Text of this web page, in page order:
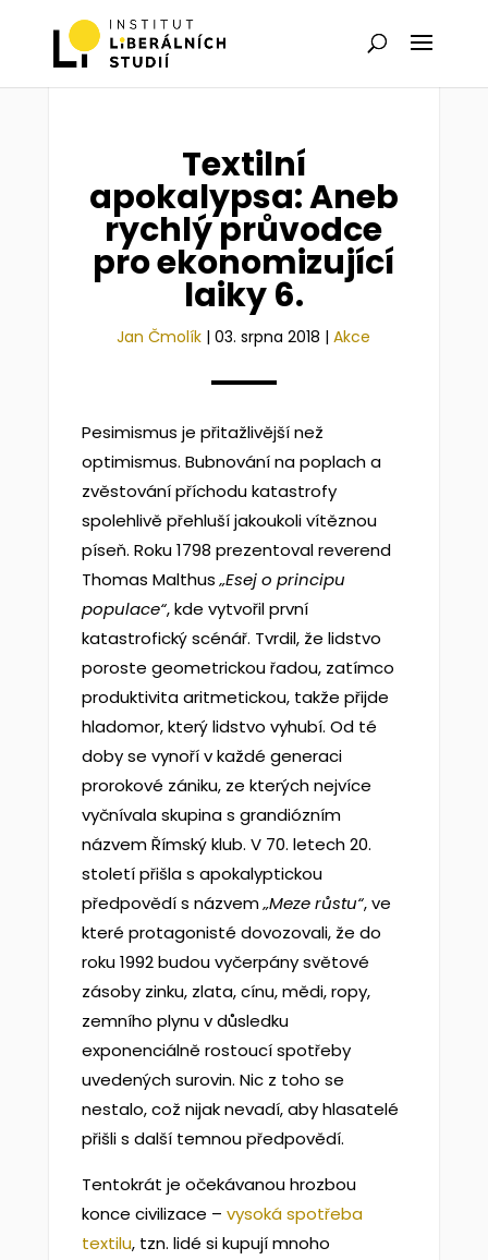
Textilní
apokalypsa: Aneb
rychlý průvodce
pro ekonomizující
laiky 6.
Jan Čmolík |03. srpna 2018 |Akce
Pesimismus je přitažlivější než
optimismus. Bubnování na poplach a
zvěstování příchodu katastrofy
spolehlivě přehluší jakoukoli vítěznou
píseň. Roku 1798 prezentoval reverend
Thomas Malthus„Esej o principu
populace“, kde vytvořil první
katastrofický scénář. Tvrdil, že lidstvo
poroste geometrickou řadou, zatímco
produktivita aritmetickou, takže přijde
hladomor, který lidstvo vyhubí. Od té
doby se vynoří v každé generaci
prorokové zániku, ze kterých nejvíce
vyčnívala skupina s grandiózním
názvem Římský klub. V 70. letech 20.
století přišla s apokalyptickou
předpovědí s názvem„Meze růstu“, ve
které protagonisté dovozovali, že do
roku 1992 budou vyčerpány světové
zásoby zinku, zlata, cínu, mědi, ropy,
zemního plynu v důsledku
exponenciálně rostoucí spotřeby
uvedených surovin. Nic z toho se
nestalo, což nijak nevadí, aby hlasatelé
přišli s další temnou předpovědí.
Tentokrát je očekávanou hrozbou
konce civilizace – vysoká spotřeba
textilu, tzn. lidé si kupují mnoho